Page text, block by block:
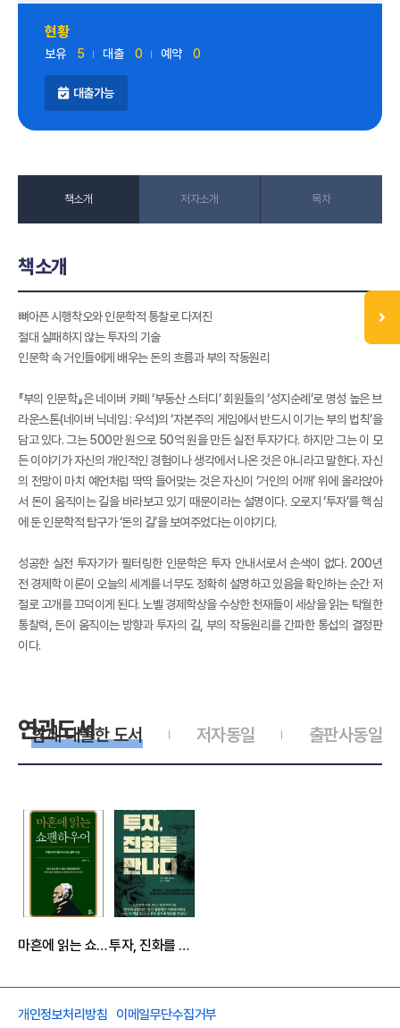
현황
보유 5 대출 0 예약 0
대출가능
책소개 저자소개 목차
책소개
뼈아픈 시행착오와 인문학적 통찰로 다져진
절대 실패하지 않는 투자의 기술
인문학 속 거인들에게 배우는 돈의 흐름과 부의 작동원리
『부의 인문학』은 네이버 카페 ‘부동산 스터디’ 회원들의 ‘성지순례’로 명성 높은 브
라운스톤(네이버 닉네임 : 우석)의 ‘자본주의 게임에서 반드시 이기는 부의 법칙’을
담고 있다. 그는 500만 원으로 50억 원을 만든 실전 투자가다. 하지만 그는 이 모
든 이야기가 자신의 개인적인 경험이나 생각에서 나온 것은 아니라고 말한다. 자신
의 전망이 마치 예언처럼 딱딱 들어맞는 것은 자신이 ‘거인의 어깨’ 위에 올라앉아
서 돈이 움직이는 길을 바라보고 있기 때문이라는 설명이다. 오로지 ‘투자’를 핵심
에 둔 인문학적 탐구가 ‘돈의 길’을 보여주었다는 이야기다.
성공한 실전 투자가가 필터링한 인문학은 투자 안내서로서 손색이 없다. 200년
전 경제학 이론이 오늘의 세계를 너무도 정확히 설명하고 있음을 확인하는 순간 저
절로 고개를 끄덕이게 된다. 노벨 경제학상을 수상한 천재들이 세상을 읽는 탁월한
통찰력, 돈이 움직이는 방향과 투자의 길, 부의 작동원리를 간파한 통섭의 결정판
이다.
연관도서 출판사동일
저자동일
함께 대출한 도서
마흔에 읽는 쇼펜하우어 : 마음의 위기를 다스리는 철학 수업 투자, 진화를 만나다 : 종의 생존과 번영에서 찾아낸 투자의 길
개인정보처리방침 이메일무단수집거부